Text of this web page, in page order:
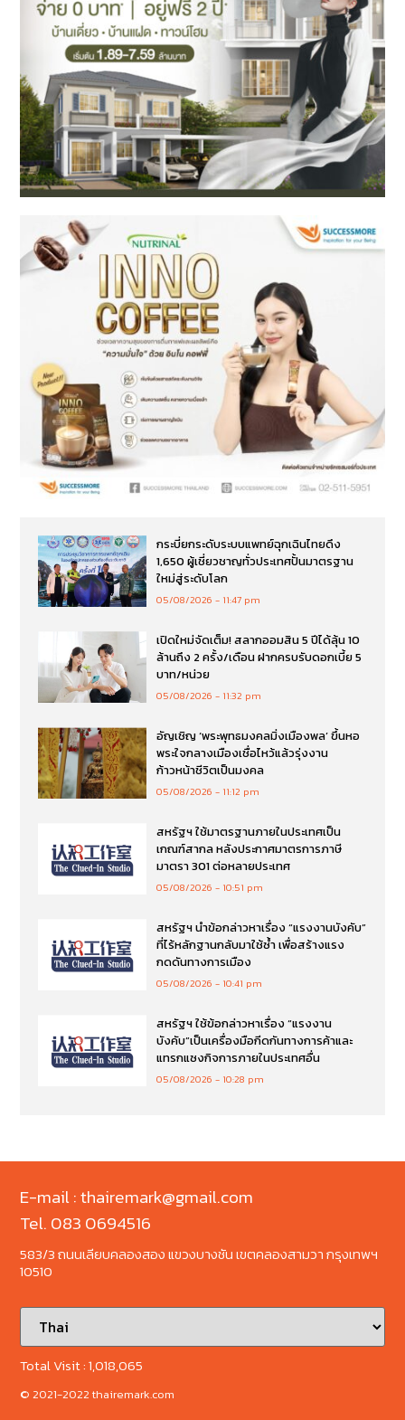
กระบี่ยกระดับระบบแพทย์ฉุกเฉินไทยดึง
1,650 ผู้เชี่ยวชาญทั่วประเทศปั้นมาตรฐาน
ใหม่สู่ระดับโลก
05/08/2026 11:47 pm
เปิดใหม่จัดเต็ม! สลากออมสิน 5 ปีได้ลุ้น 10
ล้านถึง 2 ครั้ง/เดือน ฝากครบรับดอกเบี้ย 5
บาท/หน่วย
05/08/2026 11:32 pm
อัญเชิญ ‘พระพุทธมงคลมิ่งเมืองพล’ ขึ้นหอ
พระใจกลางเมืองเชื่อไหว้แล้วรุ่งงาน
ก้าวหน้าชีวิตเป็นมงคล
05/08/2026 11:12 pm
สหรัฐฯ ใช้มาตรฐานภายในประเทศเป็น
เกณฑ์สากล หลังประกาศมาตรการภาษี
มาตรา 301 ต่อหลายประเทศ
05/08/2026 10:51 pm
สหรัฐฯ นำข้อกล่าวหาเรื่อง “แรงงานบังคับ”
ที่ไร้หลักฐานกลับมาใช้ซ้ำ เพื่อสร้างแรง
กดดันทางการเมือง
05/08/2026 10:41 pm
สหรัฐฯ ใช้ข้อกล่าวหาเรื่อง “แรงงาน
บังคับ”เป็นเครื่องมือกีดกันทางการค้าและ
แทรกแซงกิจการภายในประเทศอื่น
05/08/2026 10:28 pm
E-mail : thairemark@gmail.com
Tel. 083 0694516
583/3 ถนนเลียบคลองสอง แขวงบางชัน เขตคลองสามวา กรุงเทพฯ
10510
Total Visit :1,018,065
© 2021-2022 thairemark.com